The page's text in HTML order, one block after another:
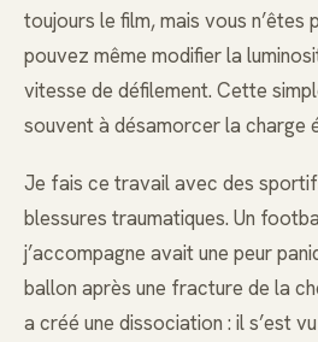
toujours le film, mais vous n’êtes
pouvez même modifier la
vitesse de défilement. Cette
souvent à désamorcer la charge
Je fais ce travail avec des
blessures traumatiques. Un
j’accompagne avait une peur
ballon après une fracture de la
a créé une dissociation : il s’est